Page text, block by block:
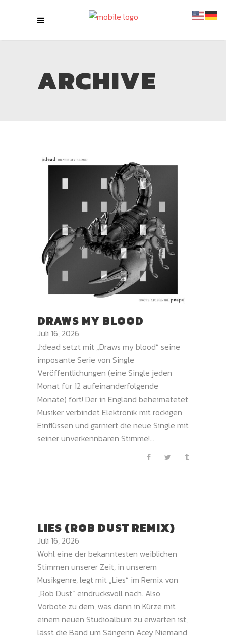
ARCHIVE
DRAWS MY BLOOD
Juli 16, 2026
J:dead setzt mit „Draws my blood“ seine
imposante Serie von Single
Veröffentlichungen (eine Single jeden
Monat für 12 aufeinanderfolgende
Monate) fort! Der in England beheimatetet
Musiker verbindet Elektronik mit rockigen
Einflüssen und garniert die neue Single mit
seiner unverkennbaren Stimme!...
LIES (ROB DUST REMIX)
Juli 16, 2026
Wohl eine der bekanntesten weiblichen
Stimmen unserer Zeit, in unserem
Musikgenre, legt mit „Lies“ im Remix von
„Rob Dust“ eindrucksvoll nach. Also
Vorbote zu dem, was dann in Kürze mit
einem neuen Studioalbum zu erwarten ist,
lässt die Band um Sängerin Acey Niemand